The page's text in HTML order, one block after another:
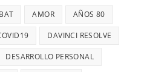
AMOR AÑOS 80
DAVINCI RESOLVE
DESARROLLO PERSONAL